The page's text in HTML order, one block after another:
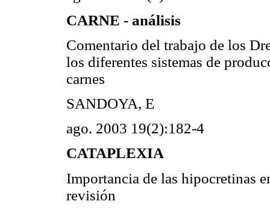
CARNE - análisis
Comentario del trabajo de los
los diferentes sistemas de
carnes
SANDOYA, E
ago. 2003 19(2):182-4
CATAPLEXIA
Importancia de las hipocretinas
revisión